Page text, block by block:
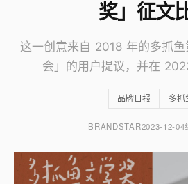
奖」征文
这一创意来自 2018 年的多抓
会」的用户提议，并在
品牌日报 多抓
BRANDSTAR2023-12-04